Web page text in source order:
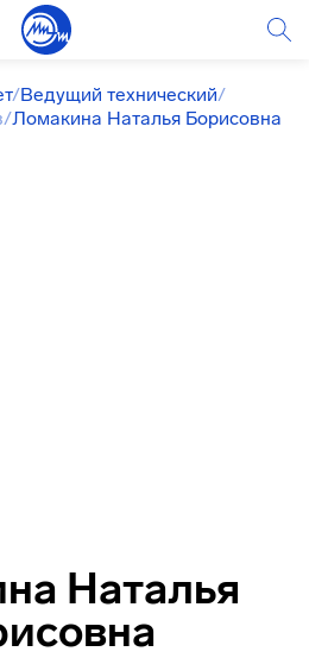
/Ведущий технический/
/Ломакина Наталья Борисовна
Наталья